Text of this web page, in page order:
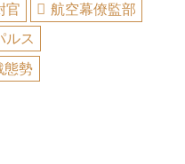
官
航空幕僚監部
ルス
態勢